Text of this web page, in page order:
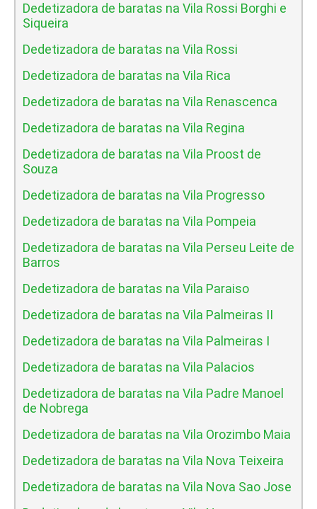
Dedetizadora de baratas na Vila Rossi Borghi e
Siqueira
Dedetizadora de baratas na Vila Rossi
Dedetizadora de baratas na Vila Rica
Dedetizadora de baratas na Vila Renascenca
Dedetizadora de baratas na Vila Regina
Dedetizadora de baratas na Vila Proost de
Souza
Dedetizadora de baratas na Vila Progresso
Dedetizadora de baratas na Vila Pompeia
Dedetizadora de baratas na Vila Perseu Leite de
Barros
Dedetizadora de baratas na Vila Paraiso
Dedetizadora de baratas na Vila Palmeiras II
Dedetizadora de baratas na Vila Palmeiras I
Dedetizadora de baratas na Vila Palacios
Dedetizadora de baratas na Vila Padre Manoel
de Nobrega
Dedetizadora de baratas na Vila Orozimbo Maia
Dedetizadora de baratas na Vila Nova Teixeira
Dedetizadora de baratas na Vila Nova Sao Jose